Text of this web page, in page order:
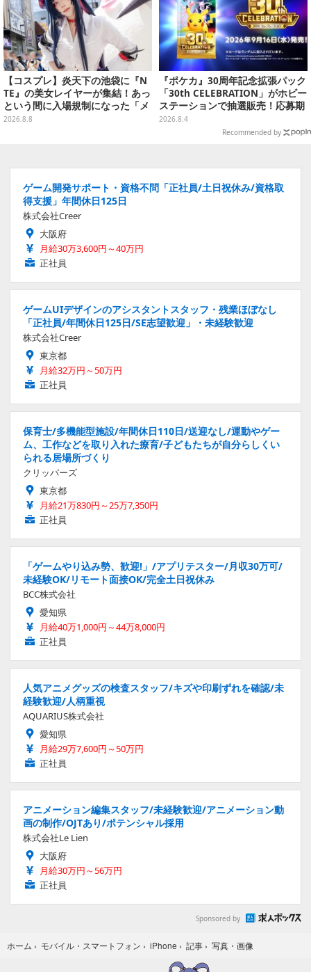
【コスプレ】炎天下の池袋に『N
TE』の美女レイヤーが集結！あっ
という間に入場規制になった「メ
ェメェ村の大冒険」をレポート
2026.8.8
『ポケカ』30周年記念拡張パック
「30th CELEBRATION」がホビー
ステーションで抽選販売！応募期
間は8月6日23時59分まで
2026.8.4
Recommended by
ゲーム開発サポート・資格不問「正社員/土日祝休み/資格取
得支援」年間休日125日
株式会社Creer
大阪府
月給30万3,600円～40万円
正社員
ゲームUIデザインのアシスタントスタッフ・残業ほぼなし
「正社員/年間休日125日/SE志望歓迎」・未経験歓迎
株式会社Creer
東京都
月給32万円～50万円
正社員
保育士/多機能型施設/年間休日110日/送迎なし/運動やゲー
ム、工作などを取り入れた療育/子どもたちが自分らしくい
られる居場所づくり
クリッパーズ
東京都
月給21万830円～25万7,350円
正社員
「ゲームやり込み勢、歓迎!」/アプリテスター/月収30万可/
未経験OK/リモート面接OK/完全土日祝休み
BCC株式会社
愛知県
月給40万1,000円～44万8,000円
正社員
人気アニメグッズの検査スタッフ/キズや印刷ずれを確認/未
経験歓迎/人柄重視
AQUARIUS株式会社
愛知県
月給29万7,600円～50万円
正社員
アニメーション編集スタッフ/未経験歓迎/アニメーション動
画の制作/OJTあり/ポテンシャル採用
株式会社Le Lien
大阪府
月給30万円～56万円
正社員
Sponsored by
ホーム › モバイル・スマートフォン › iPhone › 記事 › 写真・画像